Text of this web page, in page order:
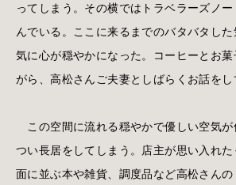
ってしまう。その横ではトラベラーズノ
んでいる。ここに来るまでのバタバタし
気に心が穏やかになった。コーヒーとお
がら、高松さんご夫妻としばらくお話をし
この空間に流れる穏やかで優しい空気が
つい長居をしてしまう。店主が思い入れ
面に並ぶ本や雑貨、調度品など高松さん